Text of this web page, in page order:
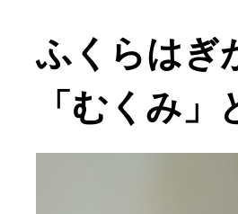
ふくらはぎ
「むくみ」